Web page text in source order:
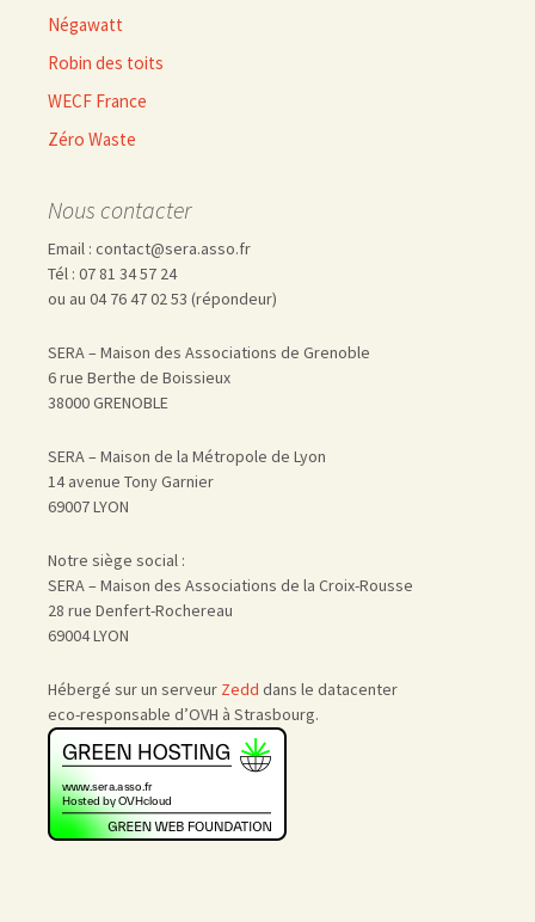
Négawatt
Robin des toits
WECF France
Zéro Waste
Nous contacter
Email : contact@sera.asso.fr
Tél : 07 81 34 57 24
ou au 04 76 47 02 53 (répondeur)
SERA – Maison des Associations de Grenoble
6 rue Berthe de Boissieux
38000 GRENOBLE
SERA – Maison de la Métropole de Lyon
14 avenue Tony Garnier
69007 LYON
Notre siège social :
SERA – Maison des Associations de la Croix-Rousse
28 rue Denfert-Rochereau
69004 LYON
Hébergé sur un serveur Zedd dans le datacenter
eco-responsable d’OVH à Strasbourg.